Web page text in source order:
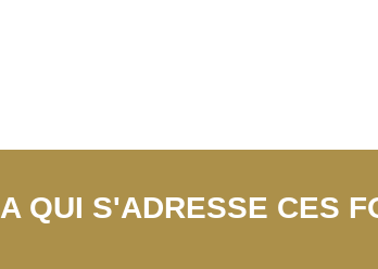
A QUI S'ADRESSE CES